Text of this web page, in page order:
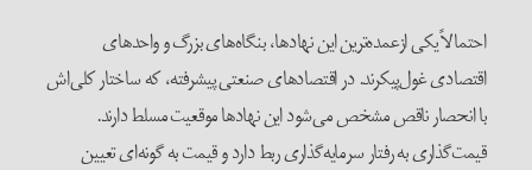
احتمالاً یکی ازعمده‌ترین این نهادها، بنگاه‌های بزرگ و واحدهای
اقتصادی غول‌پیکرند. در اقتصادهای صنعتی پیشرفته، که ساختار کلی‌اش
با انحصار ناقص مشخص می‌شود این نهادها موقعیت مسلط دارند.
قیمت‌گذاری به رفتار سرمایه‌گذاری ربط دارد و قیمت به گونه‌ای تعیین